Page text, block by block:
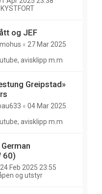
og JEF
« 27 Mar 2025
avisklipp m.m
Greipstad»
« 04 Mar 2025
avisklipp m.m
60)
24 Feb 2025 23:55
og utstyr